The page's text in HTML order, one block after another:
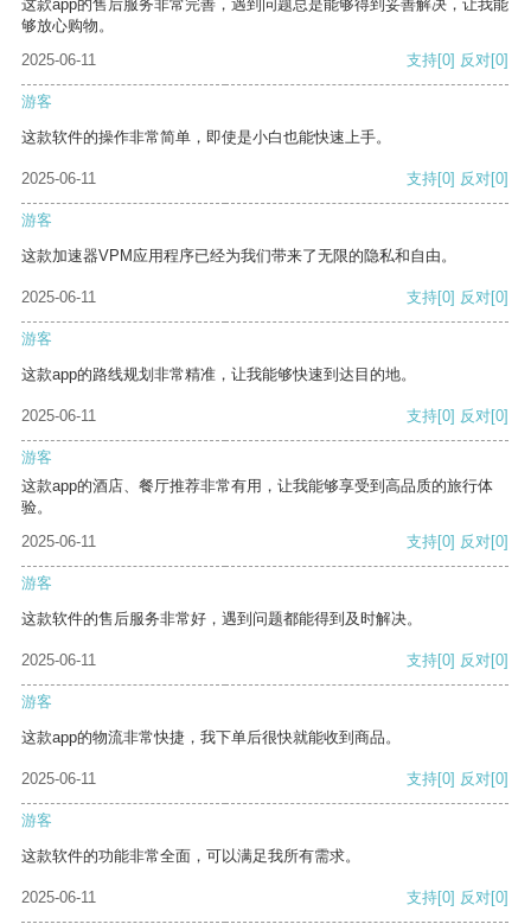
这款app的售后服务非常完善，遇到问题总是能够得到妥善解决，让我能
够放心购物。
2025-06-11
支持[0] 反对[0]
游客
这款软件的操作非常简单，即使是小白也能快速上手。
2025-06-11 支持[0] 反对[0]
游客
这款加速器VPM应用程序已经为我们带来了无限的隐私和自由。
2025-06-11 支持[0] 反对[0]
游客
这款app的路线规划非常精准，让我能够快速到达目的地。
2025-06-11 支持[0] 反对[0]
游客
这款app的酒店、餐厅推荐非常有用，让我能够享受到高品质的旅行体
验。
2025-06-11
支持[0] 反对[0]
游客
这款软件的售后服务非常好，遇到问题都能得到及时解决。
2025-06-11 支持[0] 反对[0]
游客
这款app的物流非常快捷，我下单后很快就能收到商品。
2025-06-11 支持[0] 反对[0]
游客
这款软件的功能非常全面，可以满足我所有需求。
2025-06-11 支持[0] 反对[0]